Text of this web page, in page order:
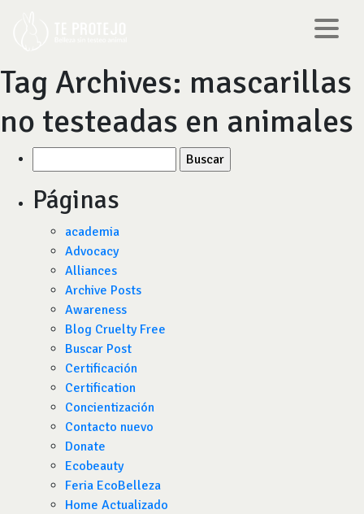
Tag Archives: mascarillas
no testeadas en animales
por:
Páginas
academia
Advocacy
Alliances
Archive Posts
Awareness
Blog Cruelty Free
Buscar Post
Certificación
Certification
Concientización
Contacto nuevo
Donate
Ecobeauty
Feria EcoBelleza
Home Actualizado